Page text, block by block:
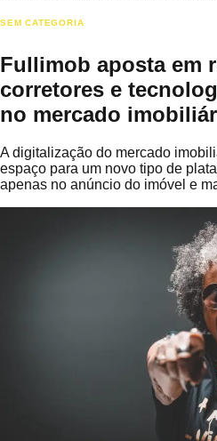
SEM CATEGORIA
Fullimob aposta em
corretores e
no mercado
A digitalização do mercado
espaço para um novo tipo de
apenas no anúncio do imóvel e